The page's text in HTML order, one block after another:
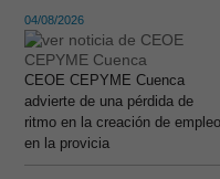
04/08/2026
CEOE CEPYME Cuenca
advierte de una pérdida de
ritmo en la creación de empleo
en la provicia